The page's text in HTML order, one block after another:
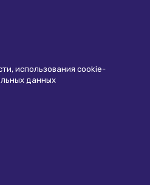
использования сookie-
данных